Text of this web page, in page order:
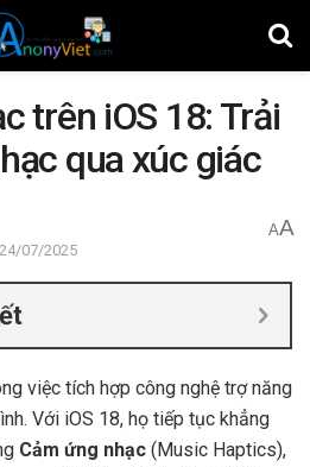
trên iOS 18: Trải
qua xúc giác
07/2025
AA
việc tích hợp công nghệ trợ năng
Với iOS 18, họ tiếp tục khẳng
Cảm ứng nhạc (Music Haptics),